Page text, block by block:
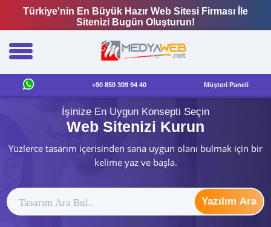
Türkiye'nin En Büyük Hazır Web Sitesi Firması İle
Sitenizi Bugün Oluşturun!
+90 850 309 94 40 Müşteri Paneli
İşinize En Uygun Konsepti Seçin
Web Sitenizi Kurun
Yüzlerce tasarım içerisinden sana uygun olanı bulmak için bir
kelime yaz ve başla.
Yazılım Ara
ytag